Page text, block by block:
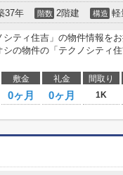
37年 階数 2階建 構造 軽
シティ住吉」の物件情報を
シの物件の「テクノシティ
敷金 礼金 間取り
0ヶ月 0ヶ月 1K